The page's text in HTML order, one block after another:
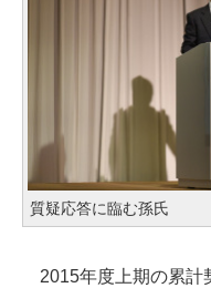
質疑応答に臨む孫氏
2015年度上期の累計